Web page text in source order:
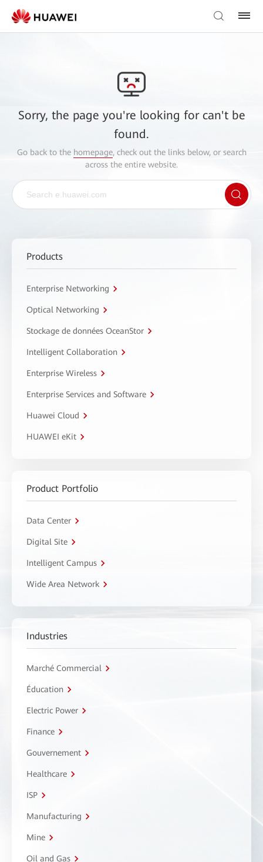
Sorry, the page you're looking for can't be
found.
Go back to the homepage, check out the links below, or search
across the entire website.
Products
Enterprise Networking
Optical Networking
Stockage de données OceanStor
Intelligent Collaboration
Enterprise Wireless
Enterprise Services and Software
Huawei Cloud
HUAWEI eKit
Product Portfolio
Data Center
Digital Site
Intelligent Campus
Wide Area Network
Industries
Marché Commercial
Éducation
Electric Power
Finance
Gouvernement
Healthcare
ISP
Manufacturing
Mine
Oil and Gas